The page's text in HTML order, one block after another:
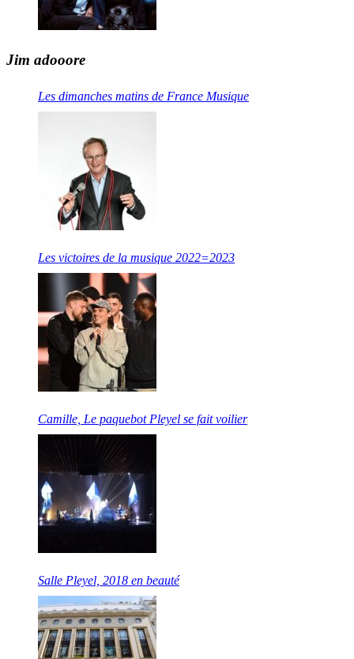
Jim adooore
Les dimanches matins de France Musique
Les victoires de la musique 2022=2023
Camille, Le paquebot Pleyel se fait voilier
Salle Pleyel, 2018 en beauté